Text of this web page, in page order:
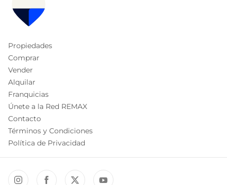
Propiedades
Comprar
Vender
Alquilar
Franquicias
Únete a la Red REMAX
Contacto
Términos y Condiciones
Política de Privacidad